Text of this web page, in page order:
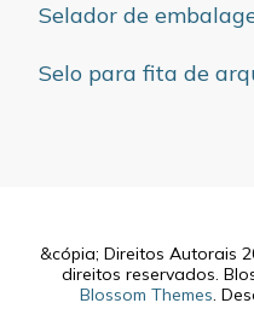
Selador de
Selo para fita de
&cópia; Direitos Autorais
direitos reservados.
Blossom Themes.